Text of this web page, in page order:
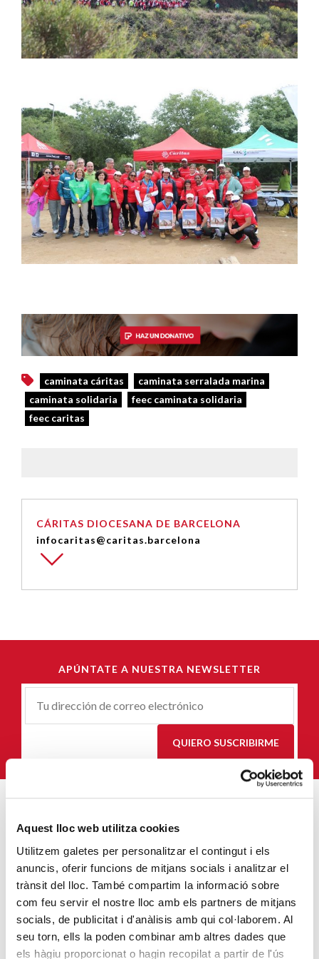
Aquest lloc web utilitza cookies
Utilitzem galetes per personalitzar el contingut i els
anuncis, oferir funcions de mitjans socials i analitzar el
trànsit del lloc. També compartim la informació sobre
com feu servir el nostre lloc amb els partners de mitjans
socials, de publicitat i d'anàlisis amb qui col·laborem. Al
seu torn, ells la poden combinar amb altres dades que
els hàgiu proporcionat o hagin recopilat a partir de l'ús
caminata cáritas
caminata serralada marina
caminata solidaria
feec caminata solidaria
feec caritas
CÁRITAS DIOCESANA DE BARCELONA
infocaritas@caritas.barcelona
APÚNTATE A NUESTRA NEWSLETTER
Correu-
QUIERO SUSCRIBIRME
ENTRADAS MÁS POPULARES
Un cambio renovador
SIGUE LEYENDO
Un ropero a la última moda
SIGUE LEYENDO